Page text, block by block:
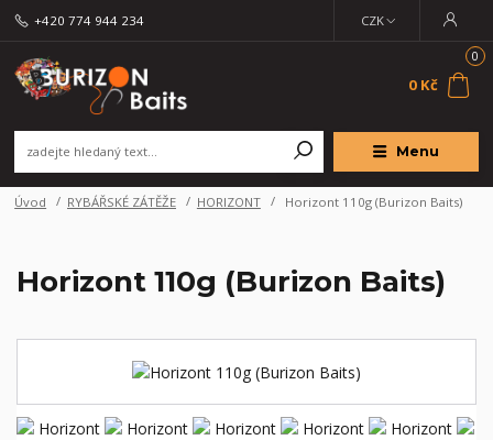
Menu
CZK
+420 774 944 234
0
0 Kč
Úvod RYBÁŘSKÉ ZÁTĚŽE HORIZONT Horizont 110g (Burizon Baits)
Horizont 110g (Burizon Baits)